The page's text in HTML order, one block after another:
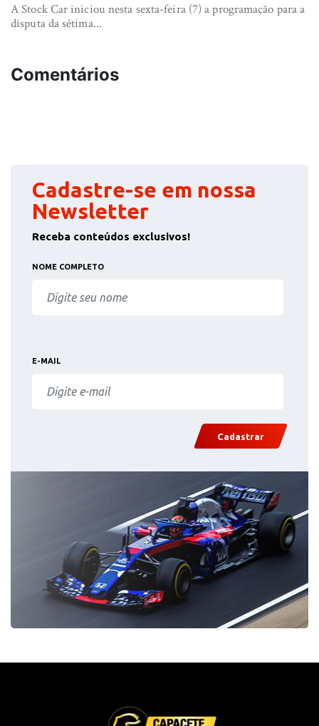
A Stock Car iniciou nesta sexta-feira (7) a programação para a
disputa da sétima...
Comentários
Cadastre-se em nossa
Newsletter
Receba conteúdos exclusivos!
NOME COMPLETO
E-MAIL
Cadastrar